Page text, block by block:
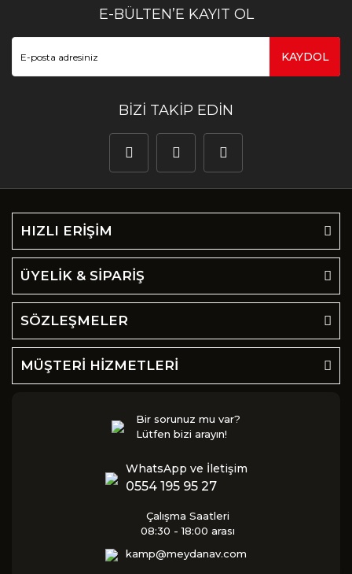
E-BÜLTEN’E KAYIT OL
KAYDOL
BİZİ TAKİP EDİN
HIZLI ERİŞİM
ÜYELİK & SİPARİŞ
SÖZLEŞMELER
MÜŞTERİ HİZMETLERİ
Bir sorunuz mu var?
Lütfen bizi arayın!
WhatsApp ve İletişim
0554 195 95 27
Çalışma Saatleri
08:30 - 18:00 arası
kamp@meydanav.com